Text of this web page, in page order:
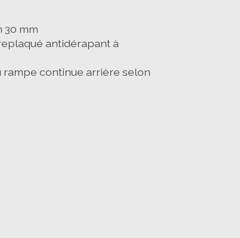
30 mm
antidérapant à
continue arrière selon